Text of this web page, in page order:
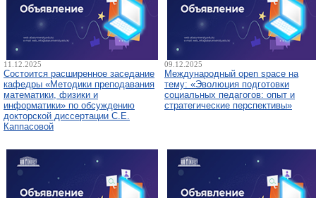
11.12.2025
Состоится расширенное заседание
кафедры «Методики преподавания
математики, физики и
информатики» по обсуждению
докторской диссертации С.Е.
Каппасовой
09.12.2025
Международный open space на
тему: «Эволюция подготовки
социальных педагогов: опыт и
стратегические перспективы»